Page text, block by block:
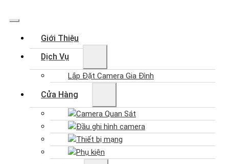
Giới Thiệu
Dịch Vụ
Lắp Đặt Camera Gia Đình
Cửa Hàng
Camera Quan Sát
Đầu ghi hình camera
Thiết bị mạng
Phụ kiện